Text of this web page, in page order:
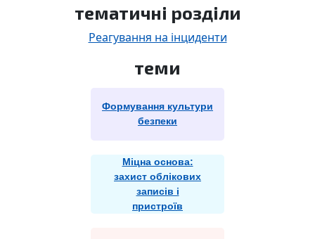
тематичні розділи
Реагування на інциденти
теми
Формування культури
безпеки
Міцна основа:
захист облікових
записів і
пристроїв